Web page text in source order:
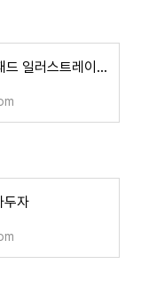
가격부담 덜어주는 아이패드 일러스트레이터 Vectornator 가성비 최고 프로크리에이트
두자